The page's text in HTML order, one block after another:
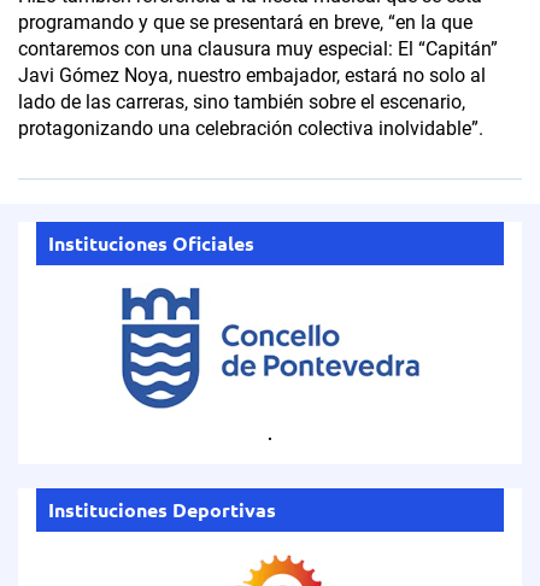
programando y que se presentará en breve, “en la que
contaremos con una clausura muy especial: El “Capitán”
Javi Gómez Noya, nuestro embajador, estará no solo al
lado de las carreras, sino también sobre el escenario,
protagonizando una celebración colectiva inolvidable”.
Instituciones Oficiales
.
Instituciones Deportivas